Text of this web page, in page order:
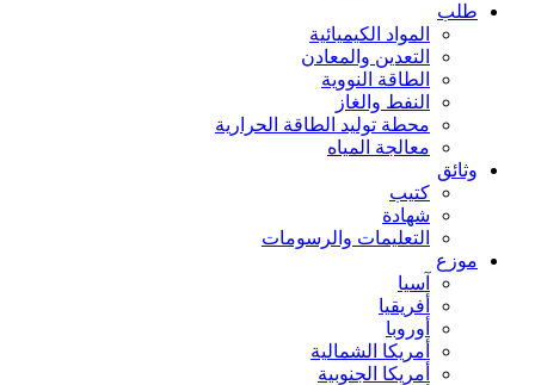
طلب
المواد الكيميائية
التعدين والمعادن
الطاقة النووية
النفط والغاز
محطة توليد الطاقة الحرارية
معالجة المياه
وثائق
كتيب
شهادة
التعليمات والرسومات
موزع
آسيا
أفريقيا
أوروبا
أمريكا الشمالية
أمريكا الجنوبية